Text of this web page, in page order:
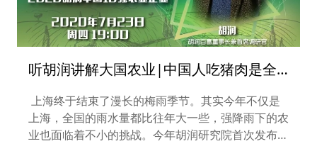
听胡润讲解大国农业|中国人吃猪肉是全
球绝对的No.1
上海终于结束了漫长的梅雨季节。其实今年不仅是
上海，全国的雨水量都比往年大一些，强降雨下的农
业也面临着不小的挑战。今年胡润研究院首次发布了